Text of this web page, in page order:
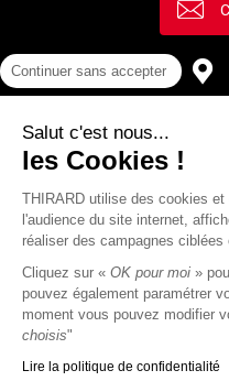
Continuer sans accepter
Salut c'est nous...
les Cookies !
THIRARD utilise des cookies
l'audience du site internet,
réaliser des campagnes
Cliquez sur « OK pour moi »
pouvez également paramétrer
moment vous pouvez modifier
choisis"
Lire la politique de confidentialité